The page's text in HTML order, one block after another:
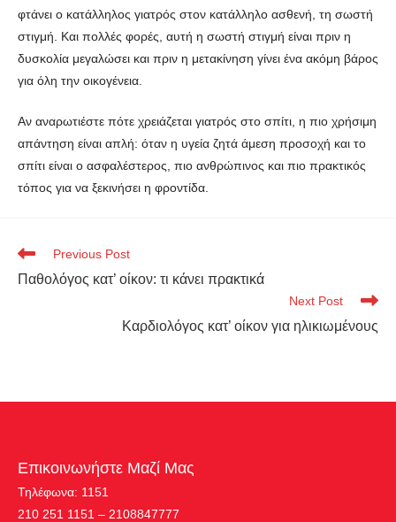
φτάνει ο κατάλληλος γιατρός στον κατάλληλο ασθενή, τη σωστή
στιγμή. Και πολλές φορές, αυτή η σωστή στιγμή είναι πριν η
δυσκολία μεγαλώσει και πριν η μετακίνηση γίνει ένα ακόμη βάρος
για όλη την οικογένεια.
Αν αναρωτιέστε πότε χρειάζεται γιατρός στο σπίτι, η πιο χρήσιμη
απάντηση είναι απλή: όταν η υγεία ζητά άμεση προσοχή και το
σπίτι είναι ο ασφαλέστερος, πιο ανθρώπινος και πιο πρακτικός
τόπος για να ξεκινήσει η φροντίδα.
Previous Post
Παθολόγος κατ’ οίκον: τι κάνει πρακτικά
Next Post
Καρδιολόγος κατ’ οίκον για ηλικιωμένους
Επικοινωνήστε Μαζί Μας
Τηλέφωνα: 1151
210 251 1151 – 2108847777